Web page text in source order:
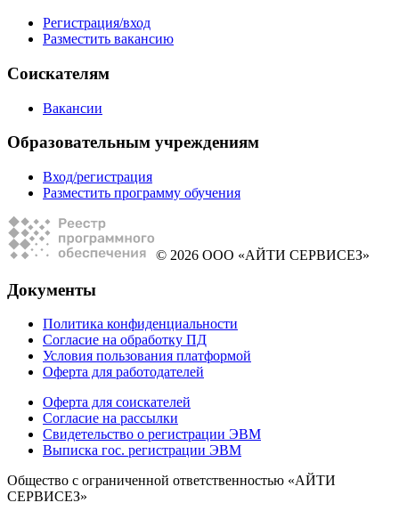
Регистрация/вход
Разместить вакансию
Соискателям
Вакансии
Образовательным учреждениям
Вход/регистрация
Разместить программу обучения
© 2026 ООО «АЙТИ СЕРВИСЕЗ»
Документы
Политика конфиденциальности
Согласие на обработку ПД
Условия пользования платформой
Оферта для работодателей
Оферта для соискателей
Согласие на рассылки
Свидетельство о регистрации ЭВМ
Выписка гос. регистрации ЭВМ
Общество с ограниченной ответственностью «АЙТИ
СЕРВИСЕЗ»